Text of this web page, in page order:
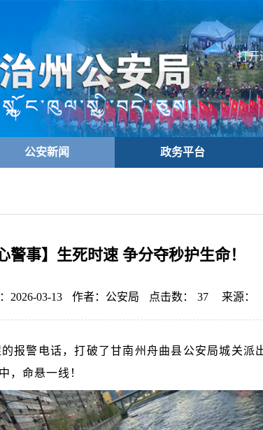
打开
公安新闻 政务平台
警事】生死时速 争分夺秒护生命！
2026-03-13 作者：公安局 点击数： 37 来源：
报警电话，打破了甘南州舟曲县公安局城关
，命悬一线！